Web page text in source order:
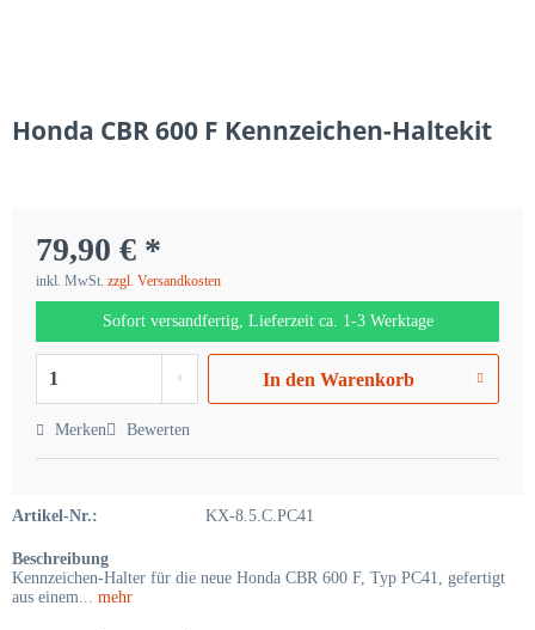
Honda CBR 600 F Kennzeichen-Haltekit
79,90 € *
inkl. MwSt. zzgl. Versandkosten
Sofort versandfertig, Lieferzeit ca. 1-3 Werktage
In den Warenkorb
Merken Bewerten
Artikel-Nr.: KX-8.5.C.PC41
Beschreibung
Kennzeichen-Halter für die neue Honda CBR 600 F, Typ PC41, gefertigt
aus einem... mehr